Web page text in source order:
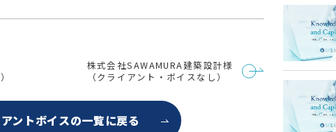
株式会社SAWAMURA建築設計様
（クライアント・ボイスなし）
ントボイスの一覧に戻る